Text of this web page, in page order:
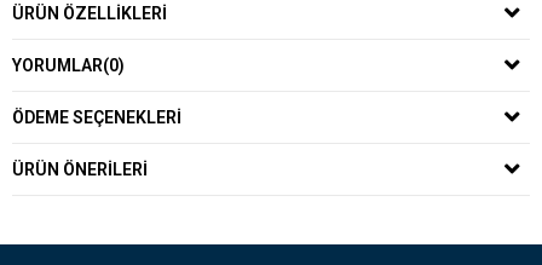
ÜRÜN ÖZELLIKLERI
YORUMLAR(0)
ÖDEME SEÇENEKLERI
ÜRÜN ÖNERILERI